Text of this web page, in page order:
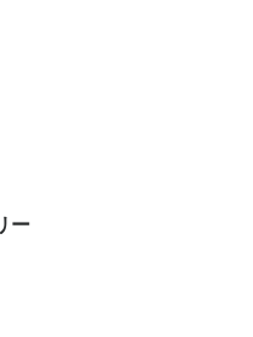
ー